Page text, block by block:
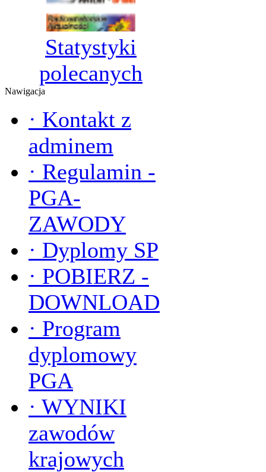
Statystyki
polecanych
Nawigacja
· Kontakt z
adminem
· Regulamin -
PGA-
ZAWODY
· Dyplomy SP
· POBIERZ -
DOWNLOAD
· Program
dyplomowy
PGA
· WYNIKI
zawodów
krajowych